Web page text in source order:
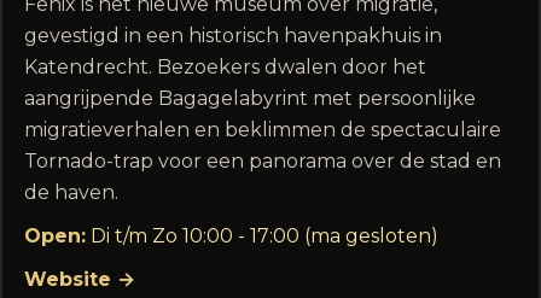
gevestigd in een historisch havenpakhuis in
Katendrecht. Bezoekers dwalen door het
aangrijpende Bagagelabyrint met persoonlijke
migratieverhalen en beklimmen de spectaculaire
Tornado-trap voor een panorama over de stad en
de haven.
Open:Di t/m Zo 10:00 - 17:00 (ma gesloten)
Website →